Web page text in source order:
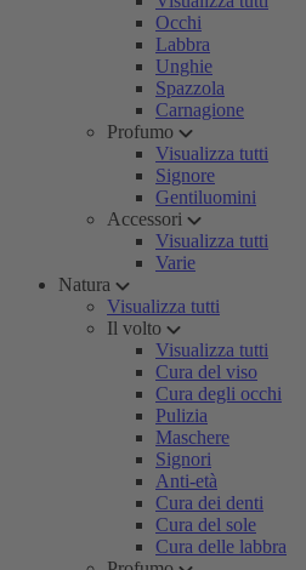
Occhi
Labbra
Unghie
Spazzola
Carnagione
Profumo
Visualizza tutti
Signore
Gentiluomini
Accessori
Visualizza tutti
Varie
Natura
Visualizza tutti
Il volto
Visualizza tutti
Cura del viso
Cura degli occhi
Pulizia
Maschere
Signori
Anti-età
Cura dei denti
Cura del sole
Cura delle labbra